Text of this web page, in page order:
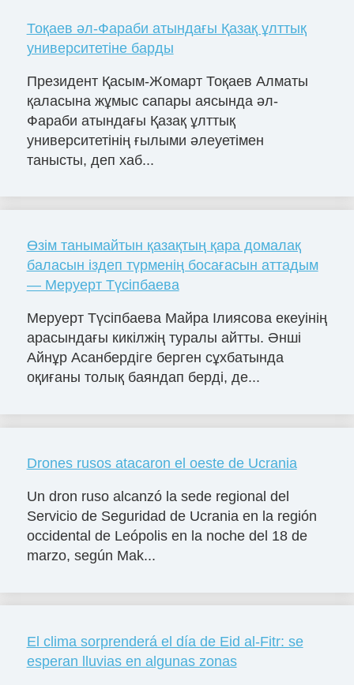
Тоқаев әл-Фараби атындағы Қазақ ұлттық
университетіне барды
Президент Қасым-Жомарт Тоқаев Алматы
қаласына жұмыс сапары аясында әл-
Фараби атындағы Қазақ ұлттық
университетінің ғылыми әлеуетімен
танысты, деп хаб...
Өзім танымайтын қазақтың қара домалақ
баласын іздеп түрменің босағасын аттадым
— Меруерт Түсіпбаева
Меруерт Түсіпбаева Майра Ілиясова екеуінің
арасындағы кикілжің туралы айтты. Әнші
Айнұр Асанбердіге берген сұхбатында
оқиғаны толық баяндап берді, де...
Drones rusos atacaron el oeste de Ucrania
Un dron ruso alcanzó la sede regional del
Servicio de Seguridad de Ucrania en la región
occidental de Leópolis en la noche del 18 de
marzo, según Mak...
El clima sorprenderá el día de Eid al-Fitr: se
esperan lluvias en algunas zonas